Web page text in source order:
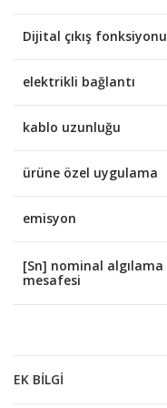
Dijital çıkış fonksiyonu
elektrikli bağlantı
kablo uzunluğu
ürüne özel uygulama
emisyon
[Sn] nominal algılama
mesafesi
EK BILGI